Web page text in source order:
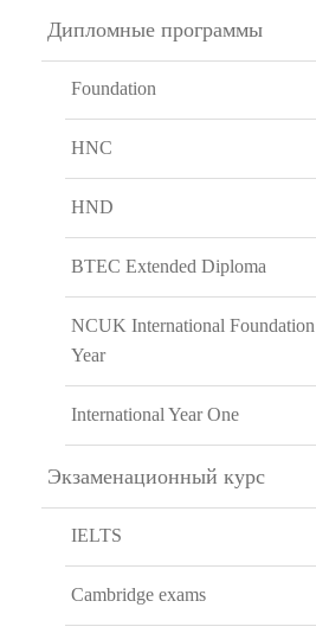
Дипломные программы
Foundation
HNC
HND
BTEC Extended Diploma
NCUK International Foundation
Year
International Year One
Экзаменационный курс
IELTS
Cambridge exams